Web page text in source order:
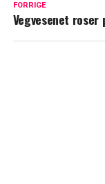
FORRIGE
Vegvesenet